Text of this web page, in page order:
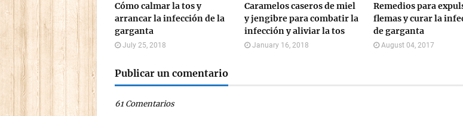
Cómo calmar la tos y
arrancar la infección de la
garganta
July 25, 2018
Caramelos caseros de miel
y jengibre para combatir la
infección y aliviar la tos
January 16, 2018
Remedios para
flemas y curar la
de garganta
August 04, 2017
Publicar un comentario
61 Comentarios